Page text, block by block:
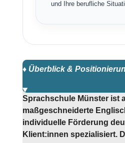
und Ihre berufliche
♦️ Überblick &
Sprachschule Münster ist
maßgeschneiderte
individuelle Förderung
Klient:innen spezialisiert.